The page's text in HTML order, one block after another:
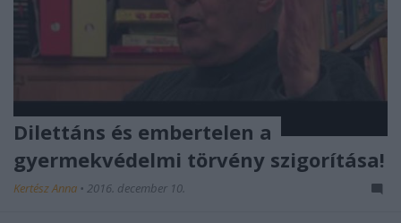
Dilettáns és embertelen a
gyermekvédelmi törvény szigorítása!
Kertész Anna • 2016. december 10.